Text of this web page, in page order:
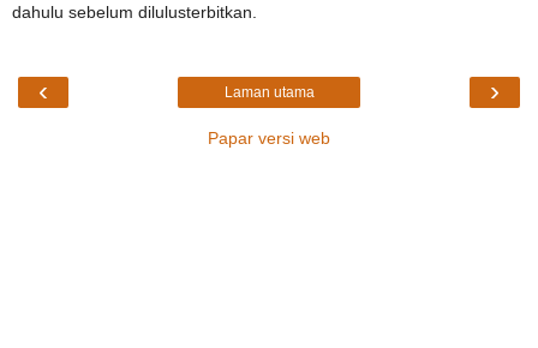
dahulu sebelum dilulusterbitkan.
‹ ›
Laman utama
Papar versi web